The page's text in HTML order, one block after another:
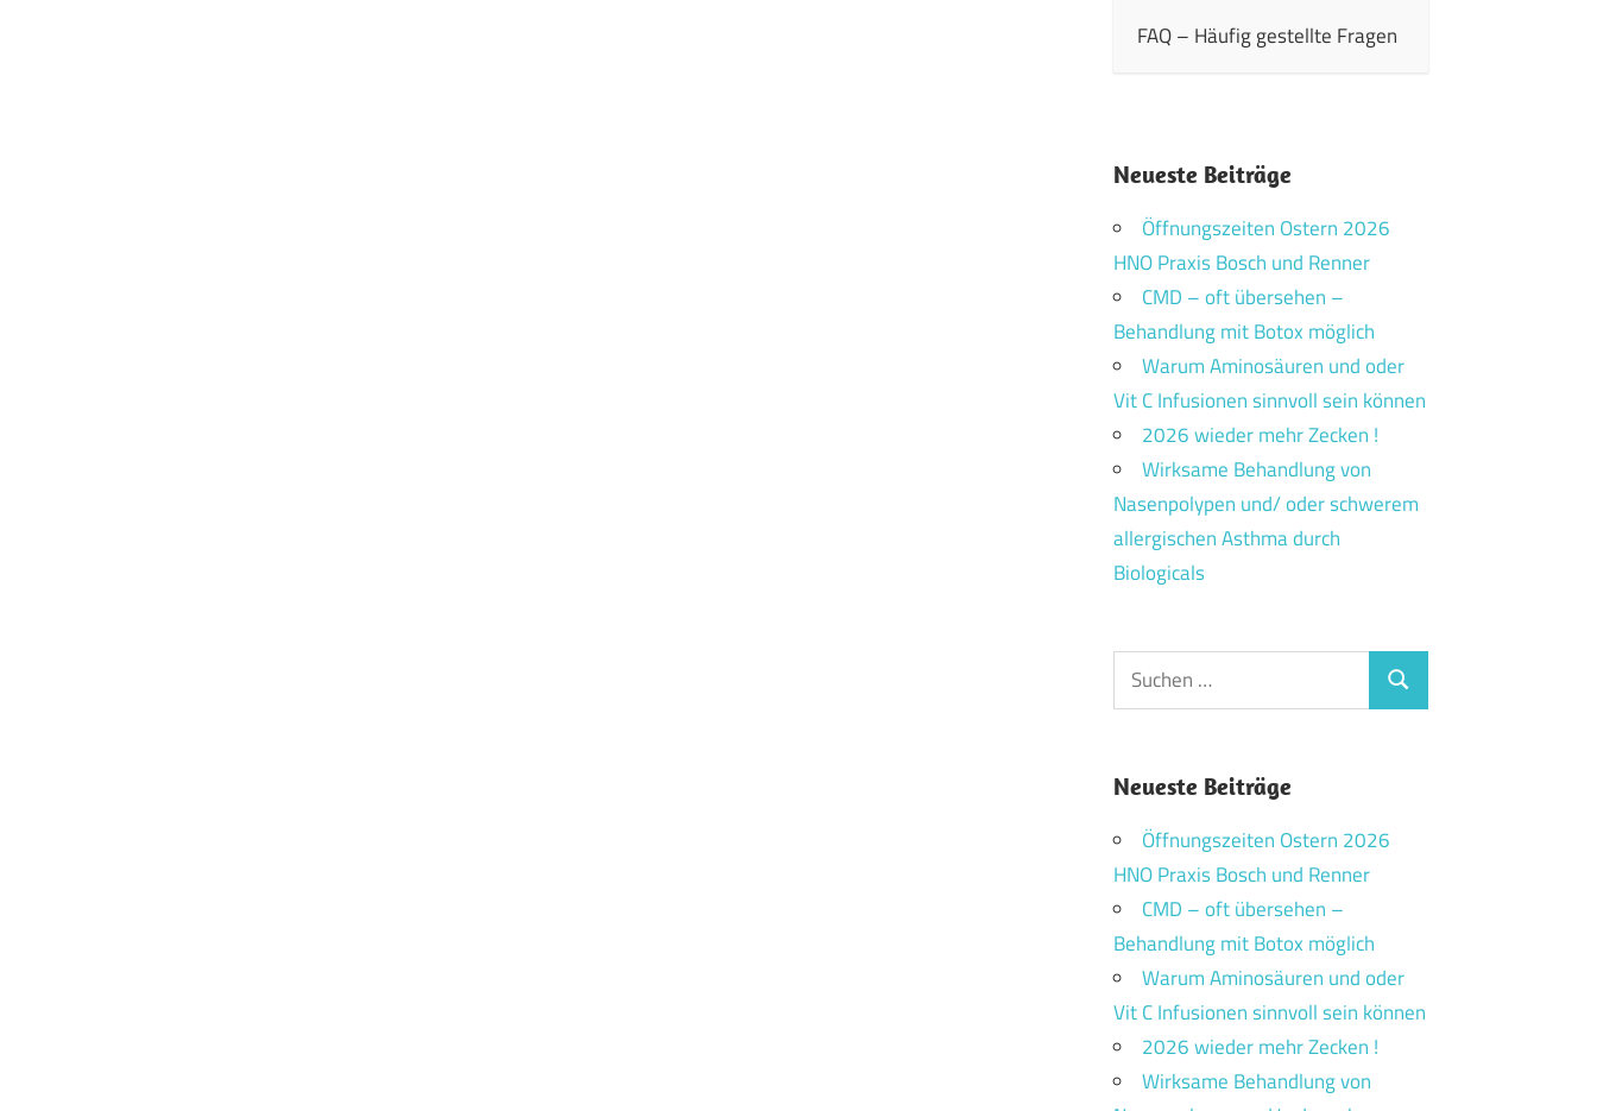
FAQ – Häufig gestellte Fragen
Neueste Beiträge
Öffnungszeiten Ostern 2026
HNO Praxis Bosch und Renner
CMD – oft übersehen –
Behandlung mit Botox möglich
Warum Aminosäuren und oder
Vit C Infusionen sinnvoll sein können
2026 wieder mehr Zecken !
Wirksame Behandlung von
Nasenpolypen und/ oder schwerem
allergischen Asthma durch
Biologicals
Suchen
nach:
Suchen
Neueste Beiträge
Öffnungszeiten Ostern 2026
HNO Praxis Bosch und Renner
CMD – oft übersehen –
Behandlung mit Botox möglich
Warum Aminosäuren und oder
Vit C Infusionen sinnvoll sein können
2026 wieder mehr Zecken !
Wirksame Behandlung von